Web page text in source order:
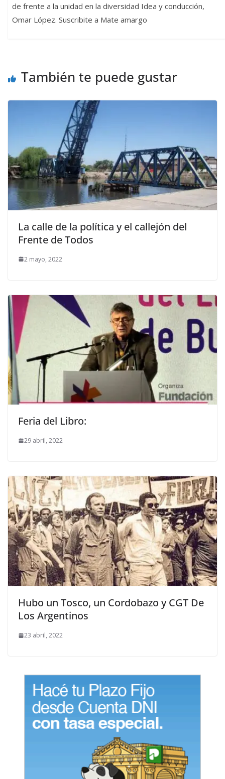
de frente a la unidad en la diversidad Idea y conducción,
Omar López. Suscribite a Mate amargo
También te puede gustar
La calle de la política y el callejón del
Frente de Todos
2 mayo, 2022
Feria del Libro:
29 abril, 2022
Hubo un Tosco, un Cordobazo y CGT De
Los Argentinos
23 abril, 2022